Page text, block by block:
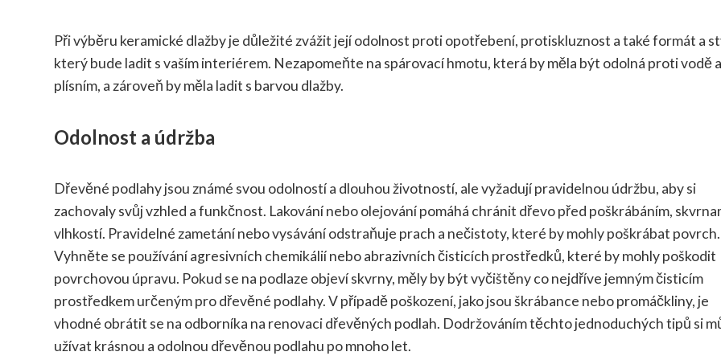
Při výběru keramické dlažby je důležité zvážit její odolnost proti opotřebení, protiskluznost a také formát a
který bude ladit s vaším interiérem. Nezapomeňte na spárovací hmotu, která by měla být odolná proti vodě a
plísním, a zároveň by měla ladit s barvou dlažby.
Odolnost a údržba
Dřevěné podlahy jsou známé svou odolností a dlouhou životností, ale vyžadují pravidelnou údržbu, aby si
zachovaly svůj vzhled a funkčnost. Lakování nebo olejování pomáhá chránit dřevo před poškrábáním,
vlhkostí. Pravidelné zametání nebo vysávání odstraňuje prach a nečistoty, které by mohly poškrábat povrch.
Vyhněte se používání agresivních chemikálií nebo abrazivních čisticích prostředků, které by mohly poškodit
povrchovou úpravu. Pokud se na podlaze objeví skvrny, měly by být vyčištěny co nejdříve jemným čisticím
prostředkem určeným pro dřevěné podlahy. V případě poškození, jako jsou škrábance nebo promáčkliny, je
vhodné obrátit se na odborníka na renovaci dřevěných podlah. Dodržováním těchto jednoduchých tipů si
užívat krásnou a odolnou dřevěnou podlahu po mnoho let.